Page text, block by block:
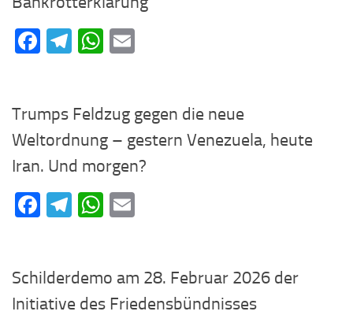
Facebook
Telegram
WhatsApp
Trumps Feldzug gegen die neue
Weltordnung – gestern Venezuela, heute
Iran. Und morgen?
Facebook
Telegram
WhatsApp
Schilderdemo am 28. Februar 2026 der
Initiative des Friedensbündnisses